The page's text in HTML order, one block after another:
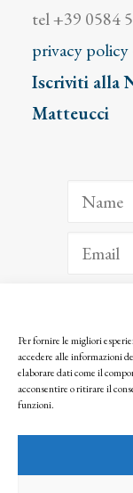
Per fornire le migliori
accedere alle informazioni
elaborare dati come il
acconsentire o ritirare il
funzioni.
tel +39 0584
privacy policy
Iscriviti alla
Matteucci
Facendo clic per
seguendo la nostra
© 2025 Istituto Matteucci.
l’autorizzazione scritta